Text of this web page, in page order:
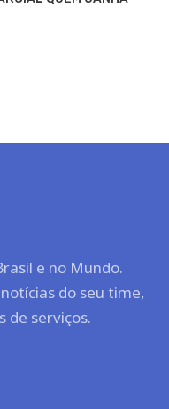
e no Mundo.
do seu time,
de serviços.